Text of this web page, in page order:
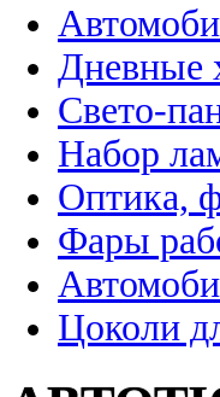
Дневные
Свето-
Набор
Оптика,
Фары
Цоколи